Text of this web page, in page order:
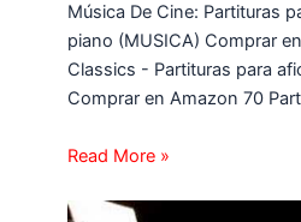
Música De Cine: Partituras
piano (MUSICA) Comprar
Classics - Partituras para
Comprar en Amazon 70
Read More »